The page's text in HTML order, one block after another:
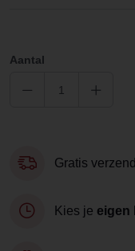
Aantal
Gratis
Kies je eigen